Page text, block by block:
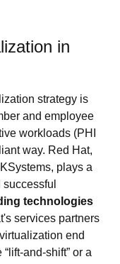
in
strategy is
and employee
workloads (PHI
way. Red Hat,
plays a
technologies
services partners
end
and-shift” or a